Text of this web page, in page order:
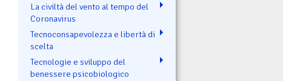
La civiltà del vento al tempo del
Coronavirus
Tecnoconsapevolezza e libertà di
scelta
Tecnologie e sviluppo del
benessere psicobiologico